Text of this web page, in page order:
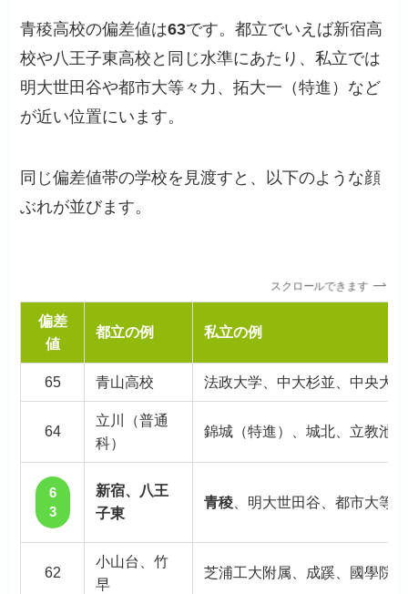
青稜高校の偏差値は63です。都立でいえば新宿高
校や八王子東高校と同じ水準にあたり、私立では
明大世田谷や都市大等々力、拓大一（特進）など
が近い位置にいます。
同じ偏差値帯の学校を見渡すと、以下のような顔
ぶれが並びます。
スクロールできます
偏差
値
都立の例 私立の例
65 青山高校 法政大学、中大杉並、中央大
64
立川（普通
科）
錦城（特進）、城北、立教池
6
3
新宿、八王
子東
青稜 、明大世田谷、都市大等
62
小山台、竹
早
芝浦工大附属、成蹊、國學院